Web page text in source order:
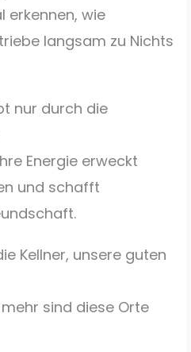
erkennen, wie
langsam zu Nichts
nur durch die
Energie erweckt
und schafft
Kellner, unsere guten
sind diese Orte